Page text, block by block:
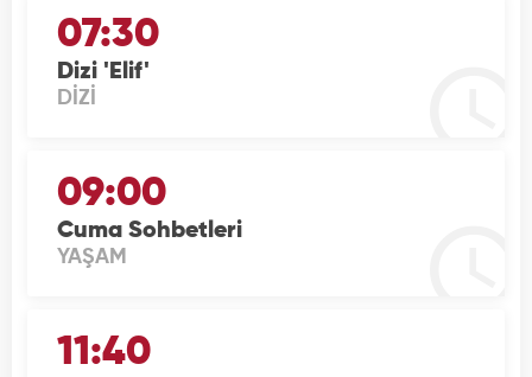
07:30
Dizi 'Elif'
DİZİ
09:00
Cuma Sohbetleri
YAŞAM
11:40